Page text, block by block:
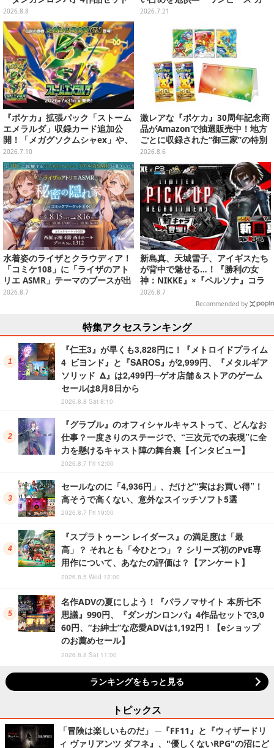
で3,060円、“お紳士”な恋愛ADV
は1,192円！【eショップのお薦め
セール】
2026.8.8
ド』付録中止もやまぬ不安
2026.7.21
『ポケカ』拡張パック「ストーム
エメラルダ」収録カード追加公
開！「メガグソクムシャex」や、
2枚1組で使うスタジアムがさらに
登場
2026.7.10
激レアな『ポケカ』30周年記念商
品がAmazonで抽選販売中！地方
ごとに収録された“御三家”の特別
カード
2026.8.6
水着姿のライザとクラウディア！
「コミケ108」に「ライザのアト
リエ ASMR」テーマのブースが出
展ーアクスタや限定“たる”ボイス
2026.8.7
新島真、天城雪子、アイギスたち
が背中で魅せる…！『勝利の女
神：NIKKE』×『ペルソナ』コラ
ボキャラ＆KV解禁
2026.8.7
Recommended by
特集アクセスランキング
『仁王3』が早くも3,828円に！『メトロイドプライム
4 ビヨンド』と『SAROS』が2,999円、『メタルギア
ソリッド Δ』は2,499円─ゲオ店舗＆ストアのゲーム
セールは8月8日から
2026.8.8 Sat 8:10
『グラブル』のオフィシャルキャストって、どんなお
仕事？一度きりのステージで、“三次元での表現”に全
力を懸けるキャスト陣の舞台裏【インタビュー】
2026.8.7 Fri 12:00
セールなのに「4,936円」、だけど“実はお買い得”！
高そうで高くない、意外なスイッチソフト5選
2026.8.7 Fri 19:00
『スプラトゥーン レイダース』の満足度は「最
高」？ それとも「今ひとつ」？ シリーズ初のPvE専
用作について、あなたの評価は？【アンケート】
2026.8.5 Wed 12:00
名作ADVの夏にしよう！『パラノマサイト 本所七不
思議』990円、『ダンガンロンパ』4作品セットで3,0
60円、“お紳士”な恋愛ADVは1,192円！【eショップ
のお薦めセール】
2026.8.8 Sat 11:00
ランキングをもっと見る
トピックス
「冒険は楽しいものだ」 ─『FF11』と『ウィザードリ
ィ ヴァリアンツ ダフネ』、"優しくないRPG"の沼にど